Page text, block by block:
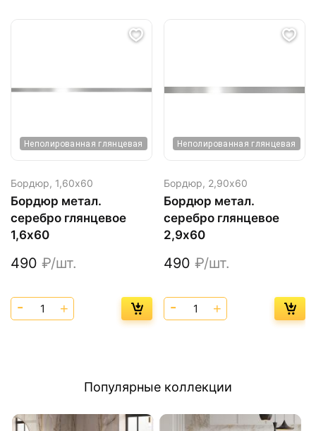
Неполированная глянцевая
Бордюр, 1,60х60
Бордюр метал.
серебро глянцевое
1,6х60
490 ₽/шт.
Неполированная глянцевая
Бордюр, 2,90х60
Бордюр метал.
серебро глянцевое
2,9х60
490 ₽/шт.
Популярные коллекции